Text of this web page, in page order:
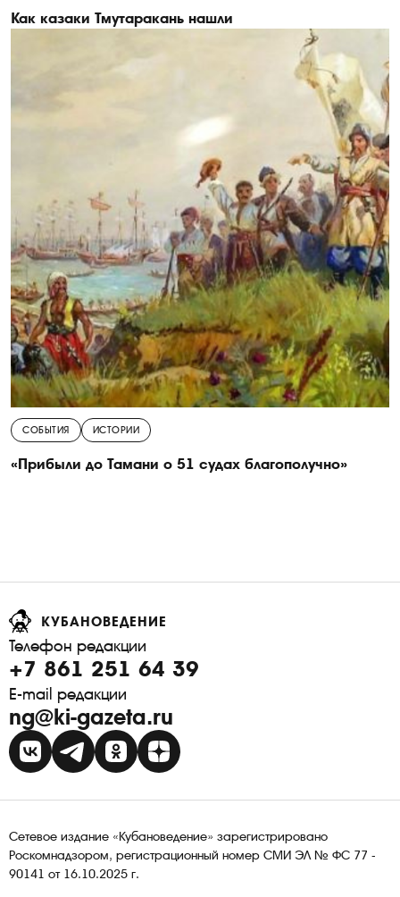
Как казаки Тмутаракань нашли
СОБЫТИЯ ИСТОРИИ
«Прибыли до Тамани о 51 судах благополучно»
КУБАНОВЕДЕНИЕ
Телефон редакции
+7 861 251 64 39
E-mail редакции
ng@ki-gazeta.ru
Сетевое издание «Кубановедение» зарегистрировано
Роскомнадзором, регистрационный номер СМИ ЭЛ № ФС 77 -
90141 от 16.10.2025 г.